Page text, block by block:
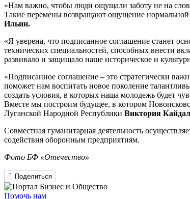
«Нам важно, чтобы люди ощущали заботу не на
Такие перемены возвращают ощущение нормальной
Ильин.
«Я уверена, что подписанное соглашение станет
технических специальностей, способных внести
развивало и защищало наше историческое и
«Подписанное соглашение – это стратегически
поможет нам воспитать новое поколение
создать условия, в которых наша молодежь будет
Вместе мы построим будущее, в котором
Луганской Народной Республики Виктория
Совместная гуманитарная деятельность
содействия оборонным предприятиям.
Фото БФ «Отечество»
Поделиться
Помочь нам